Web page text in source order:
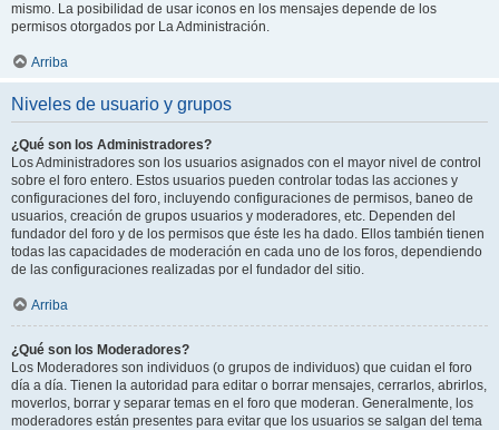
mismo. La posibilidad de usar iconos en los mensajes depende de los
permisos otorgados por La Administración.
Arriba
Niveles de usuario y grupos
¿Qué son los Administradores?
Los Administradores son los usuarios asignados con el mayor nivel de control
sobre el foro entero. Estos usuarios pueden controlar todas las acciones y
configuraciones del foro, incluyendo configuraciones de permisos, baneo de
usuarios, creación de grupos usuarios y moderadores, etc. Dependen del
fundador del foro y de los permisos que éste les ha dado. Ellos también tienen
todas las capacidades de moderación en cada uno de los foros, dependiendo
de las configuraciones realizadas por el fundador del sitio.
Arriba
¿Qué son los Moderadores?
Los Moderadores son individuos (o grupos de individuos) que cuidan el foro
día a día. Tienen la autoridad para editar o borrar mensajes, cerrarlos, abrirlos,
moverlos, borrar y separar temas en el foro que moderan. Generalmente, los
moderadores están presentes para evitar que los usuarios se salgan del tema